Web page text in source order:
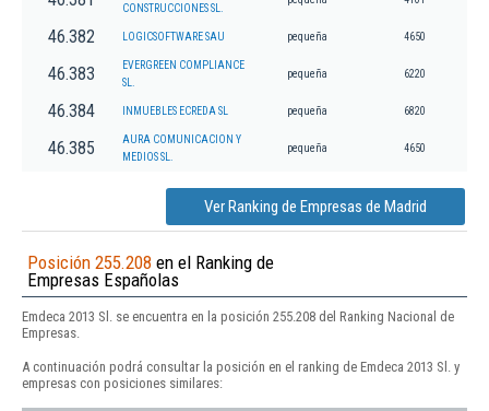
CONSTRUCCIONES SL.
46.382 LOGICSOFTWARE SAU pequeña 4650
46.383
EVERGREEN COMPLIANCE
SL.
pequeña 6220
46.384 INMUEBLES ECREDA SL pequeña 6820
46.385
AURA COMUNICACION Y
MEDIOS SL.
pequeña 4650
Ver Ranking de Empresas de Madrid
Posición 255.208 en el Ranking de
Empresas Españolas
Emdeca 2013 Sl. se encuentra en la posición 255.208 del Ranking Nacional de
Empresas.
A continuación podrá consultar la posición en el ranking de Emdeca 2013 Sl. y
empresas con posiciones similares: